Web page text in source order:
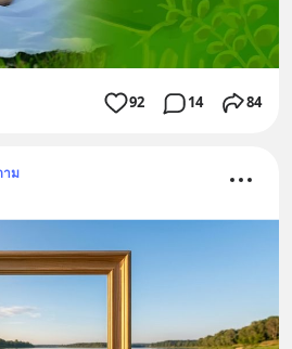
92 14 84
าม